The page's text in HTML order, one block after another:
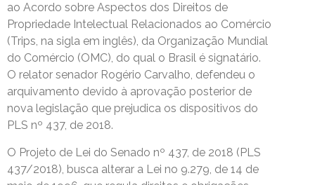
ao Acordo sobre Aspectos dos Direitos de
Propriedade Intelectual Relacionados ao Comércio
(Trips, na sigla em inglês), da Organização Mundial
do Comércio (OMC), do qual o Brasil é signatário.
O relator senador Rogério Carvalho, defendeu o
arquivamento devido à aprovação posterior de
nova legislação que prejudica os dispositivos do
PLS nº 437, de 2018.
O Projeto de Lei do Senado nº 437, de 2018 (PLS
437/2018), busca alterar a Lei no 9.279, de 14 de